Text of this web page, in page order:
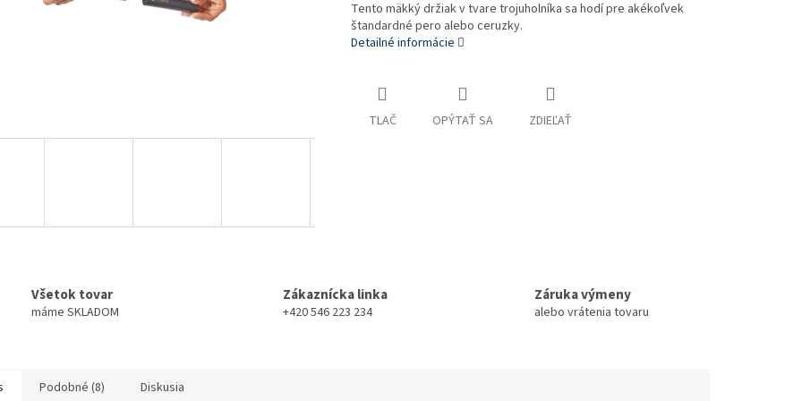
Tento mäkký držiak v tvare trojuholníka sa hodí pre akékoľvek
štandardné pero alebo ceruzky.
Detailné informácie
TLAČ OPÝTAŤ SA ZDIEĽAŤ
Všetok tovar
máme SKLADOM
Zákaznícka linka
+420 546 223 234
Záruka výmeny
alebo vrátenia tovaru
Podobné (8) Diskusia